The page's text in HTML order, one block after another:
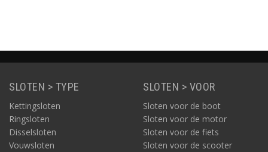
SLOTEN > TYPE
Kettingsloten
Ringsloten
Disselsloten
Vouwsloten
SLOTEN > VOOR
Sloten voor de boot
Sloten voor de motor
Sloten voor de fiets
Sloten voor de scooter